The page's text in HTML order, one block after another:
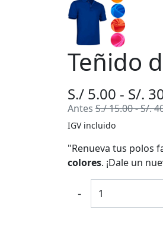
Teñido
S./ 5.00 - S/.
Antes S./ 15.00 - S/.
IGV incluido
"Renueva tus polos
colores. ¡Dale un
-